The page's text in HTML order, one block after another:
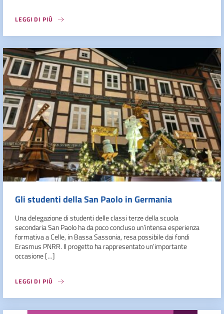
LEGGI DI PIÙ
Gli studenti della San Paolo in Germania
Una delegazione di studenti delle classi terze della scuola
secondaria San Paolo ha da poco concluso un’intensa esperienza
formativa a Celle, in Bassa Sassonia, resa possibile dai fondi
Erasmus PNRR. Il progetto ha rappresentato un’importante
occasione […]
LEGGI DI PIÙ